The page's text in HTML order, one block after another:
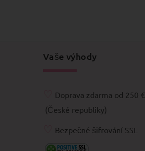
Vaše výhody
Doprava zdarma od 250 €
(České republiky)
Bezpečné šifrování SSL